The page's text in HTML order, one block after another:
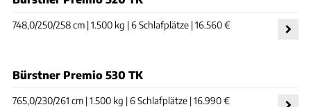
748,0/250/258 cm | 1.500 kg | 6 Schlafplätze | 16.560 €
Bürstner Premio 530 TK
765,0/230/261 cm | 1.500 kg | 6 Schlafplätze | 16.990 €